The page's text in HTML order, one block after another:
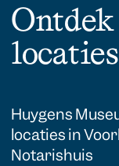
Plan je bezoek
Verhuur→
Educatie→
locaties
Huygens
locaties in
Notarishuis